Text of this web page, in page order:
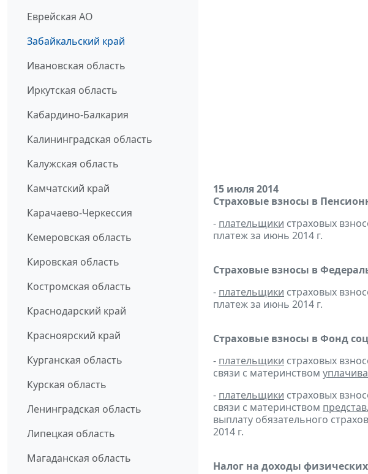
Еврейская АО
Забайкальский край
Ивановская область
Иркутская область
Кабардино-Балкария
Калининградская область
Калужская область
Камчатский край
Карачаево-Черкессия
Кемеровская область
Кировская область
Костромская область
Краснодарский край
Красноярский край
Курганская область
Курская область
Ленинградская область
Липецкая область
Магаданская область
15 июля 2014
Страховые взносы в
- плательщики страховых
платеж за июнь 2014 г.
Страховые взносы в
- плательщики страховых
платеж за июнь 2014 г.
Страховые взносы в Фонд
- плательщики страховых
связи с материнством
- плательщики страховых
связи с материнством
выплату обязательного
2014 г.
Налог на доходы